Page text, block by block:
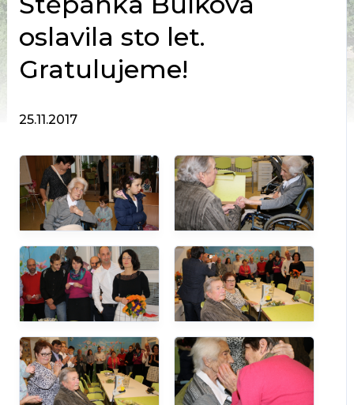
oslavila sto let.
Gratulujeme!
25.11.2017